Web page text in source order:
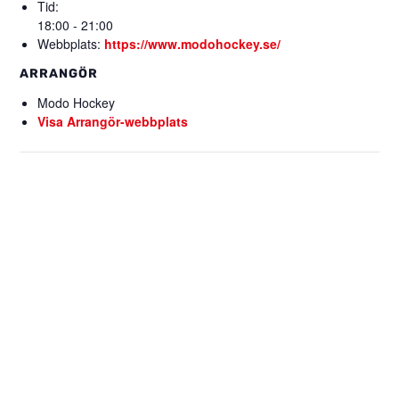
Tid:
18:00 - 21:00
Webbplats: https://www.modohockey.se/
ARRANGÖR
Modo Hockey
Visa Arrangör-webbplats